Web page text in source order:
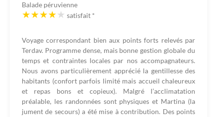
Balade péruvienne
satisfait *
Voyage correspondant bien aux points forts relevés par
Terdav. Programme dense, mais bonne gestion globale du
temps et contraintes locales par nos accompagnateurs.
Nous avons particulièrement apprécié la gentillesse des
habitants (confort parfois limité mais accueil chaleureux
et repas bons et copieux). Malgré l’acclimatation
préalable, les randonnées sont physiques et Martina (la
jument de secours) a été mise à contribution. Des points